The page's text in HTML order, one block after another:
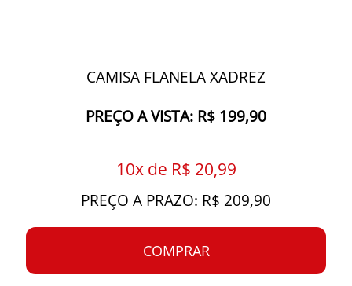
CAMISA FLANELA XADREZ
PREÇO A VISTA: R$ 199,90
10x de R$ 20,99
PREÇO A PRAZO: R$ 209,90
COMPRAR